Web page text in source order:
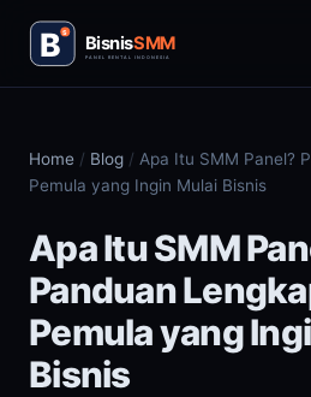
Home / Blog / Apa Itu SMM Panel?
Pemula yang Ingin Mulai Bisnis
Apa Itu SMM
Panduan
Pemula yang
Bisnis